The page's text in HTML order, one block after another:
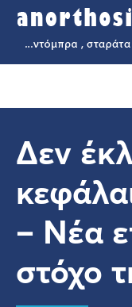
Δεν
– Νέα
στόχο